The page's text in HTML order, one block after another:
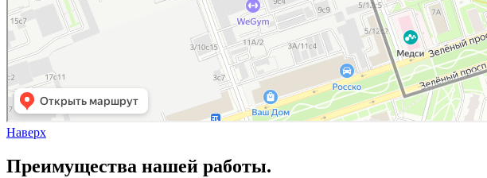
Наверх
Преимущества нашей работы.